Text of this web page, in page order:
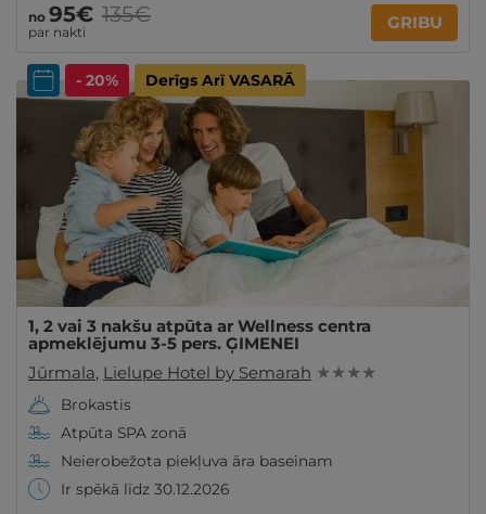
no 95€
par nakti
135€ GRIBU
- 20% Derīgs Arī VASARĀ
1, 2 vai 3 nakšu atpūta ar Wellness centra
apmeklējumu 3-5 pers. ĢIMENEI
Jūrmala, Lielupe Hotel by Semarah ★ ★ ★ ★
Brokastis
Atpūta SPA zonā
Neierobežota piekļuva āra baseinam
Ir spēkā līdz 30.12.2026